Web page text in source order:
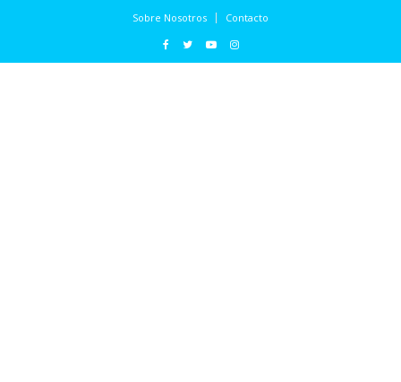
Sobre Nosotros Contacto